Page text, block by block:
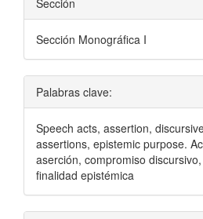
Sección
Sección Monográfica I
Palabras clave:
Speech acts, assertion,
assertions, epistemic purpose.
aserción, compromiso
finalidad epistémica